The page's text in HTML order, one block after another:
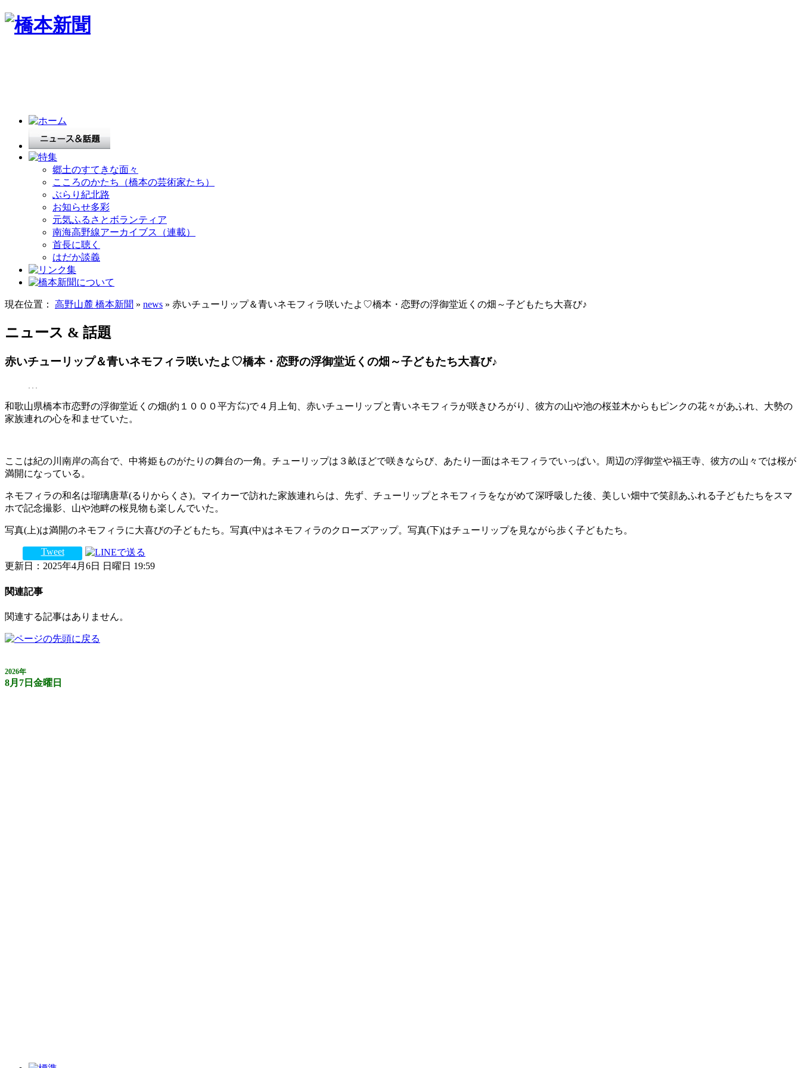
郷土のすてきな面々
こころのかたち（橋本の芸術家たち）
ぶらり紀北路
お知らせ多彩
元気ふるさとボランティア
南海高野線アーカイブス（連載）
首長に聴く
はだか談義
現在位置： 高野山麓 橋本新聞 » news » 赤いチューリップ＆青いネモフィラ咲いたよ♡橋本・恋野の浮御堂近くの畑～子どもたち大喜び♪
ニュース & 話題
赤いチューリップ＆青いネモフィラ咲いたよ♡橋本・恋野の浮御堂近くの畑～子どもたち大喜び♪
和歌山県橋本市恋野の浮御堂近くの畑(約１０００平方㍍)で４月上旬、赤いチューリップと青いネモフィラが咲きひろがり、彼方の山や池の桜並木からもピンクの花々があふれ、大勢の
家族連れの心を和ませていた。
ここは紀の川南岸の高台で、中将姫ものがたりの舞台の一角。チューリップは３畝ほどで咲きならび、あたり一面はネモフィラでいっぱい。周辺の浮御堂や福王寺、彼方の山々では桜が
満開になっている。
ネモフィラの和名は瑠璃唐草(るりからくさ)。マイカーで訪れた家族連れらは、先ず、チューリップとネモフィラをながめて深呼吸した後、美しい畑中で笑顔あふれる子どもたちをスマ
ホで記念撮影、山や池畔の桜見物も楽しんでいた。
写真(上)は満開のネモフィラに大喜びの子どもたち。写真(中)はネモフィラのクローズアップ。写真(下)はチューリップを見ながら歩く子どもたち。
Tweet
更新日：2025年4月6日 日曜日 19:59
関連記事
関連する記事はありません。
2026年
8月7日金曜日